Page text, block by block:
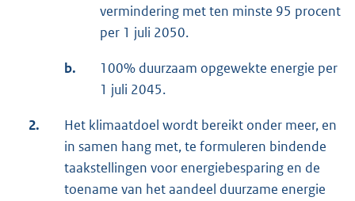
vermindering met ten minste 95 procent
per 1 juli 2050.
b.
100% duurzaam opgewekte energie per
1 juli 2045.
2.
Het klimaatdoel wordt bereikt onder meer, en
in samen hang met, te formuleren bindende
taakstellingen voor energiebesparing en de
toename van het aandeel duurzame energie